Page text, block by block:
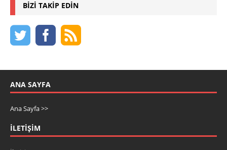
BIZI TAKIP EDIN
ANA SAYFA
Ana Sayfa >>
İLETIŞIM